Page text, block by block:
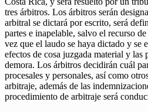
tres árbitros. Los árbitros serán
arbitral se dictará por escrito, será
partes e inapelable, salvo el recurso
vez que el laudo se haya dictado y se
efectos de cosa juzgada material y las
demora. Los árbitros decidirán cuál
procesales y personales, así como
arbitraje, además de las
procedimiento de arbitraje será